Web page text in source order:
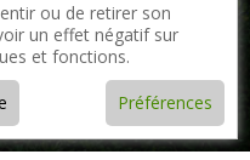
ou de retirer son
un effet négatif sur
et fonctions.
Préférences